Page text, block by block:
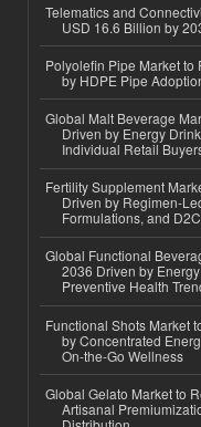
Telematics and
USD 16.6 Billion by
Polyolefin Pipe Market
by HDPE Pipe
Global Malt Beverage
Driven by Energy
Individual Retail
Fertility Supplement
Driven by Regimen-
Formulations, and
Global Functional
2036 Driven by
Preventive Health
Functional Shots Market
by Concentrated
On-the-Go Wellness
Global Gelato Market to
Artisanal